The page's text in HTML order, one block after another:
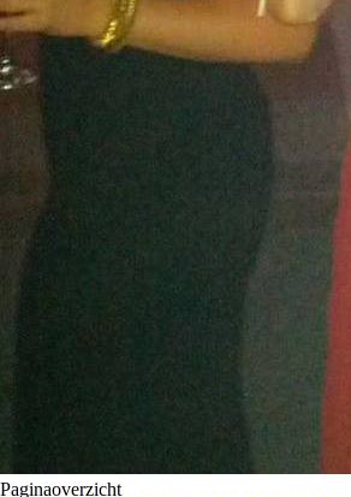
Paginaoverzicht